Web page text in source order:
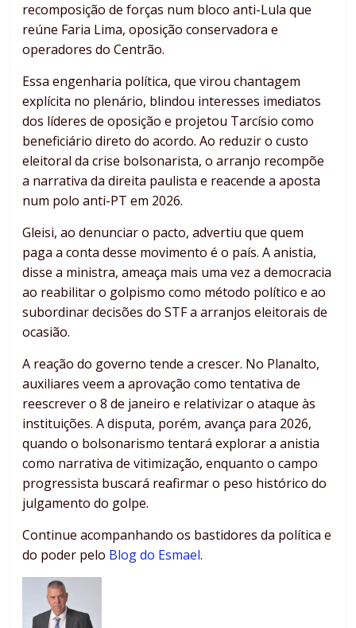
recomposição de forças num bloco anti-Lula que
reúne Faria Lima, oposição conservadora e
operadores do Centrão.
Essa engenharia política, que virou chantagem
explícita no plenário, blindou interesses imediatos
dos líderes de oposição e projetou Tarcísio como
beneficiário direto do acordo. Ao reduzir o custo
eleitoral da crise bolsonarista, o arranjo recompõe
a narrativa da direita paulista e reacende a aposta
num polo anti-PT em 2026.
Gleisi, ao denunciar o pacto, advertiu que quem
paga a conta desse movimento é o país. A anistia,
disse a ministra, ameaça mais uma vez a democracia
ao reabilitar o golpismo como método político e ao
subordinar decisões do STF a arranjos eleitorais de
ocasião.
A reação do governo tende a crescer. No Planalto,
auxiliares veem a aprovação como tentativa de
reescrever o 8 de janeiro e relativizar o ataque às
instituições. A disputa, porém, avança para 2026,
quando o bolsonarismo tentará explorar a anistia
como narrativa de vitimização, enquanto o campo
progressista buscará reafirmar o peso histórico do
julgamento do golpe.
Continue acompanhando os bastidores da política e
do poder pelo Blog do Esmael.